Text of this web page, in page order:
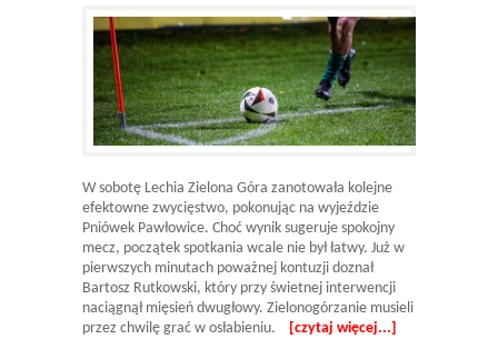
W sobotę Lechia Zielona Góra zanotowała kolejne
efektowne zwycięstwo, pokonując na wyjeździe
Pniówek Pawłowice. Choć wynik sugeruje spokojny
mecz, początek spotkania wcale nie był łatwy. Już w
pierwszych minutach poważnej kontuzji doznał
Bartosz Rutkowski, który przy świetnej interwencji
naciągnął mięsień dwugłowy. Zielonogórzanie musieli
przez chwilę grać w osłabieniu.
[czytaj więcej...]